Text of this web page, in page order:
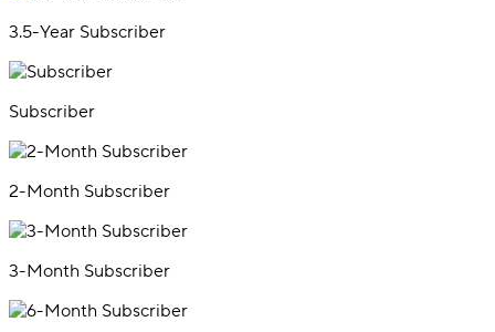
3.5-Year Subscriber
Subscriber
2-Month Subscriber
3-Month Subscriber